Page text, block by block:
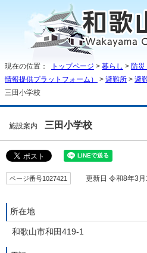
現在の位置： トップページ > 暮らし > 防
情報提供プラットフォーム）
> 避難所 > 避
三田小学校
施設案内 三田小学校
ページ番号1027421 更新日 令和8年3月
所在地
和歌山市和田419-1